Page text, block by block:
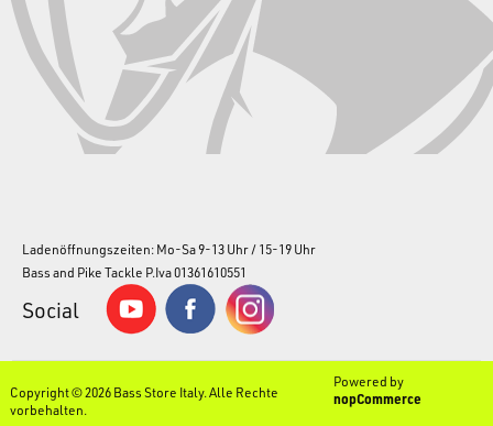
Ladenöffnungszeiten: Mo-Sa 9-13 Uhr / 15-19 Uhr
Bass and Pike Tackle P.Iva 01361610551
Social
Copyright © 2026 Bass Store Italy. Alle Rechte
vorbehalten.
Powered by
nopCommerce